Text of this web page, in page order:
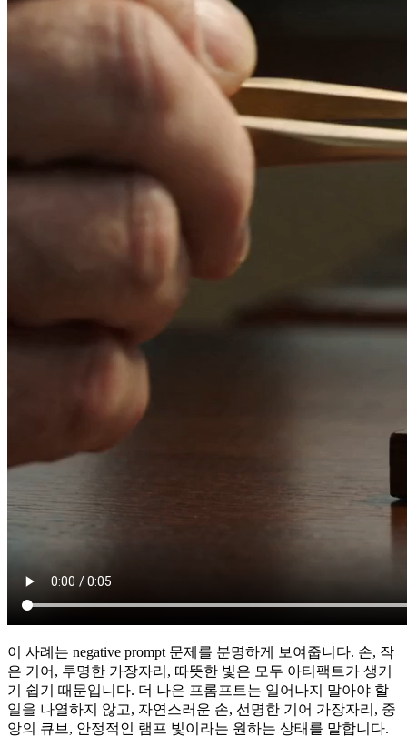
이 사례는 negative prompt 문제를 분명하게 보여줍니다. 손, 작
은 기어, 투명한 가장자리, 따뜻한 빛은 모두 아티팩트가 생기
기 쉽기 때문입니다. 더 나은 프롬프트는 일어나지 말아야 할
일을 나열하지 않고, 자연스러운 손, 선명한 기어 가장자리, 중
앙의 큐브, 안정적인 램프 빛이라는 원하는 상태를 말합니다.